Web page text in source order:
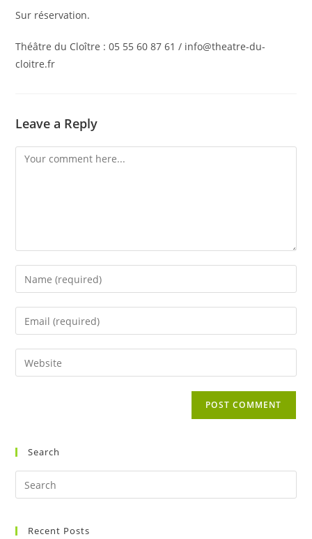
Sur réservation.
Théâtre du Cloître : 05 55 60 87 61 / info@theatre-du-
cloitre.fr
Leave a Reply
Comment
Enter
your
name
comment
Enter
your
email
address
Enter
your
Search
Recent Posts